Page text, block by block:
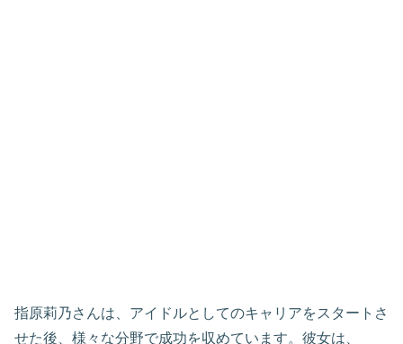
指原莉乃さんは、アイドルとしてのキャリアをスタートさ
せた後、様々な分野で成功を収めています。彼女は、